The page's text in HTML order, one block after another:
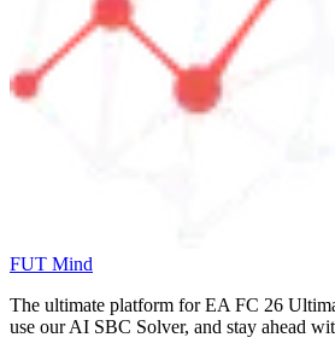
FUT Mind
The ultimate platform for EA FC 26
use our AI SBC Solver, and stay ahead